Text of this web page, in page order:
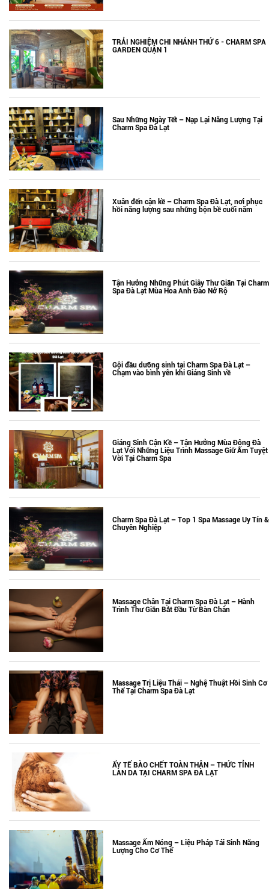
TRẢI NGHIỆM CHI NHÁNH THỨ 6 - CHARM SPA
GARDEN QUẬN 1
Sau Những Ngày Tết – Nạp Lại Năng Lượng Tại
Charm Spa Đà Lạt
Xuân đến cận kề – Charm Spa Đà Lạt, nơi phục
hồi năng lượng sau những bộn bề cuối năm
Tận Hưởng Những Phút Giây Thư Giãn Tại Charm
Spa Đà Lạt Mùa Hoa Anh Đào Nở Rộ
Gội đầu dưỡng sinh tại Charm Spa Đà Lạt –
Chạm vào bình yên khi Giáng Sinh về
Giáng Sinh Cận Kề – Tận Hưởng Mùa Đông Đà
Lạt Với Những Liệu Trình Massage Giữ Ấm Tuyệt
Vời Tại Charm Spa
Charm Spa Đà Lạt – Top 1 Spa Massage Uy Tín &
Chuyên Nghiệp
Massage Chân Tại Charm Spa Đà Lạt – Hành
Trình Thư Giãn Bắt Đầu Từ Bàn Chân
Massage Trị Liệu Thái – Nghệ Thuật Hồi Sinh Cơ
Thể Tại Charm Spa Đà Lạt
ẨY TẾ BÀO CHẾT TOÀN THÂN – THỨC TỈNH
LÀN DA TẠI CHARM SPA ĐÀ LẠT
Massage Ấm Nóng – Liệu Pháp Tái Sinh Năng
Lượng Cho Cơ Thể